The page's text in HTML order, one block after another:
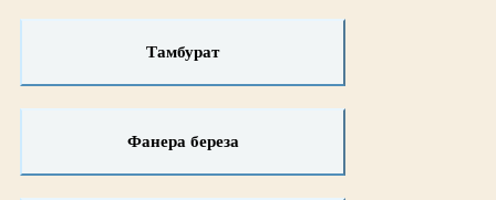
Тамбурат
Фанера береза